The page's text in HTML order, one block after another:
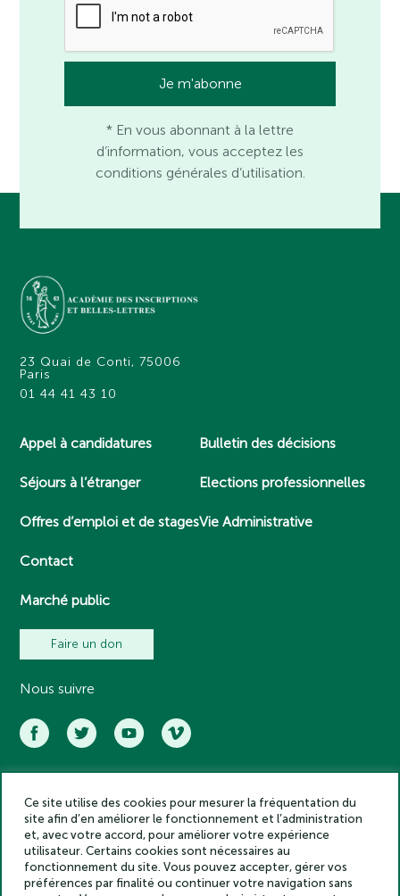
* En vous abonnant à la lettre
d’information, vous acceptez les
conditions générales d’utilisation.
23 Quai de Conti, 75006
Paris
01 44 41 43 10
Appel à candidatures
Séjours à l’étranger
Offres d’emploi et de stages
Contact
Marché public
Bulletin des décisions
Elections professionnelles
Vie Administrative
Faire un don
Nous suivre
Académie des inscriptions et belles lettres – Tous droits réservés
2025
Politique de confidentialité
Mentions légales
Crédits
Ce site utilise des cookies pour mesurer la fréquentation du
site afin d’en améliorer le fonctionnement et l’administration
et, avec votre accord, pour améliorer votre expérience
utilisateur. Certains cookies sont nécessaires au
fonctionnement du site. Vous pouvez accepter, gérer vos
préférences par finalité ou continuer votre navigation sans